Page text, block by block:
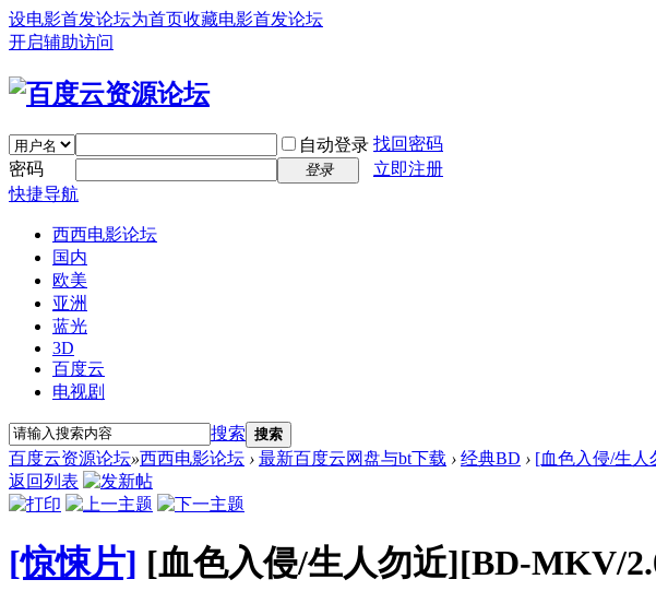
设电影首发论坛为首页收藏电影首发论坛
开启辅助访问
自动登录 找回密码
密码
登录
立即注册
快捷导航
西西电影论坛
国内
欧美
亚洲
蓝光
3D
百度云
电视剧
搜索 搜索
百度云资源论坛»西西电影论坛 › 最新百度云网盘与bt下载 › 经典BD › [血色入侵/生人
返回列表
[惊悚片] [血色入侵/生人勿近][BD-MKV/